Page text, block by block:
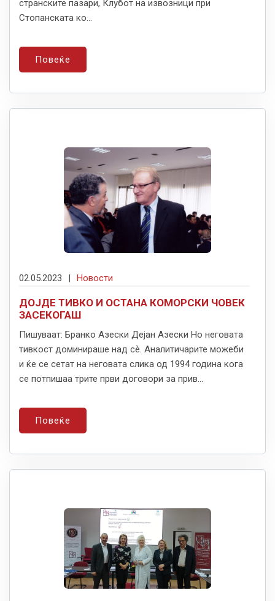
странските пазари, Клубот на извозници при
Стопанската ко...
Повеќе
02.05.2023 Новости
ДОЈДЕ ТИВКО И ОСТАНА КОМОРСКИ ЧОВЕК
ЗАСЕКОГАШ
Пишуваат: Бранко Азески Дејан Азески Но неговата
тивкост доминираше над сѐ. Аналитичарите можеби
и ќе се сетат на неговата слика од 1994 година кога
се потпишаа трите први договори за прив...
Повеќе